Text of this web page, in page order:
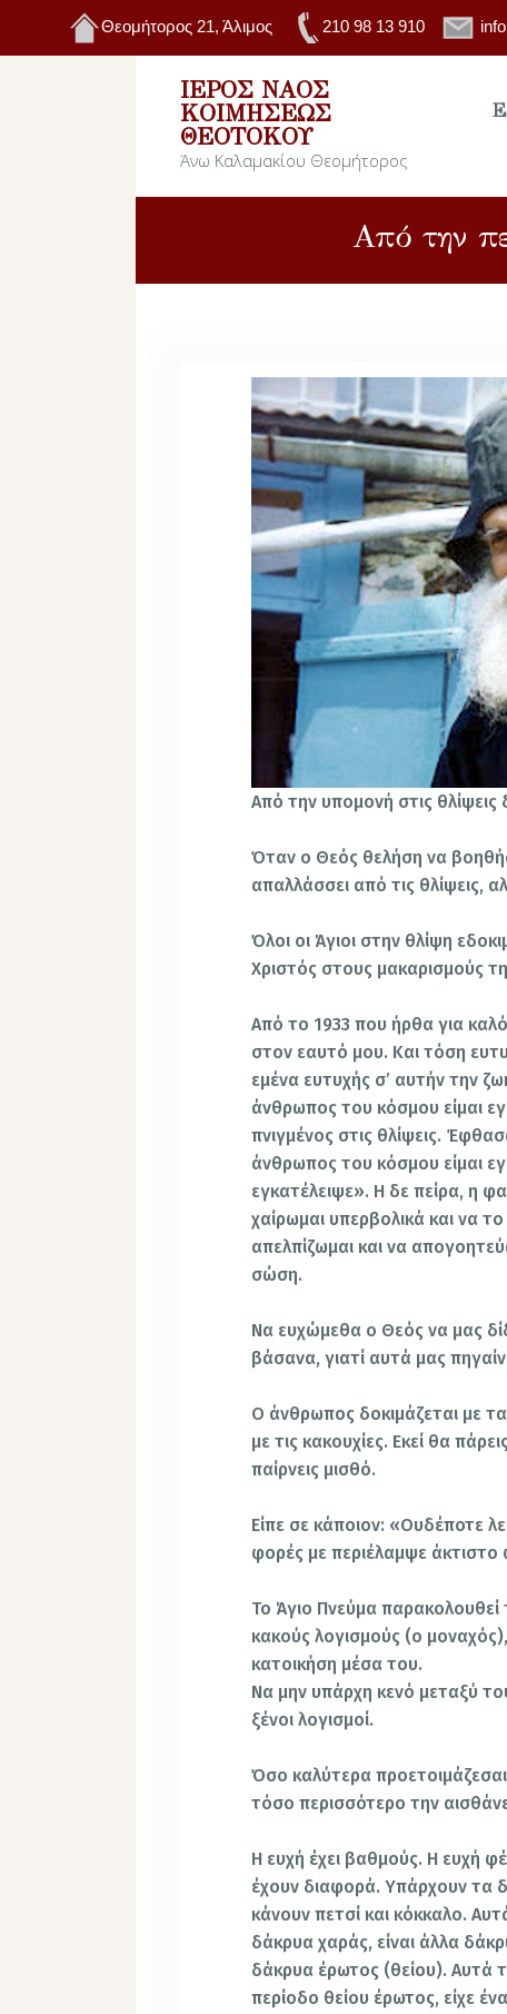
Θεομήτορος 21, Άλιμος 210 98 13 910
ΙΕΡΌΣ ΝΑΌΣ
ΚΟΙΜΉΣΕΩΣ
ΘΕΟΤΌΚΟΥ
Άνω Καλαμακίου Θεομήτορος
Από την
Από την υπομονή στις
Όταν ο Θεός θελήση να
απαλλάσσει από τις θλίψεις,
Όλοι οι Άγιοι στην θλίψη
Χριστός στους μακαρισμούς
Από το 1933 που ήρθα για
στον εαυτό μου. Και τόση
εμένα ευτυχής σ’ αυτήν την
άνθρωπος του κόσμου είμαι
πνιγμένος στις θλίψεις.
άνθρωπος του κόσμου είμαι
εγκατέλειψε». Η δε πείρα, η
χαίρωμαι υπερβολικά και να
απελπίζωμαι και να
σώση.
Να ευχώμεθα ο Θεός να μας
βάσανα, γιατί αυτά μας
Ο άνθρωπος δοκιμάζεται με
με τις κακουχίες. Εκεί θα
παίρνεις μισθό.
Είπε σε κάποιον: «Ουδέποτε
φορές με περιέλαμψε
Το Άγιο Πνεύμα παρακολουθεί
κακούς λογισμούς (ο
κατοικήση μέσα του.
Να μην υπάρχη κενό μεταξύ
ξένοι λογισμοί.
Όσο καλύτερα
τόσο περισσότερο την
Η ευχή έχει βαθμούς. Η ευχή
έχουν διαφορά. Υπάρχουν τα
κάνουν πετσί και κόκκαλο.
δάκρυα χαράς, είναι άλλα
δάκρυα έρωτος (θείου). Αυτά
περίοδο θείου έρωτος, είχε